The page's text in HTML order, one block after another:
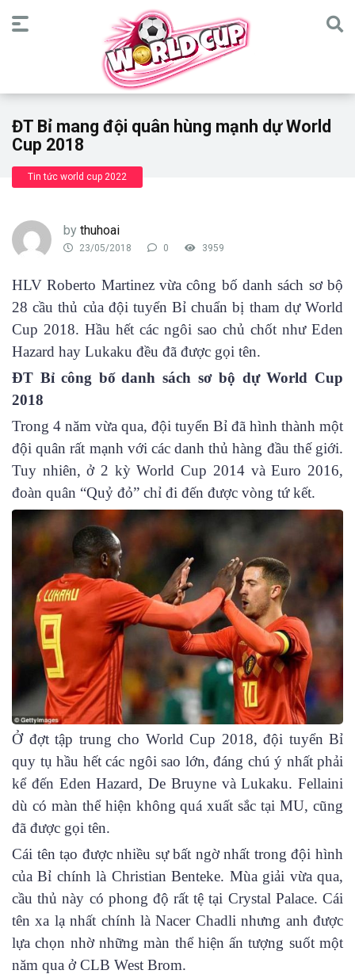
ĐT Bỉ mang đội quân hùng mạnh dự World
Cup 2018
Tin tức world cup 2022
by thuhoai
23/05/2018 0 3959
HLV Roberto Martinez vừa công bố danh sách sơ bộ
28 cầu thủ của đội tuyển Bỉ chuẩn bị tham dự World
Cup 2018. Hầu hết các ngôi sao chủ chốt như Eden
Hazard hay Lukaku đều đã được gọi tên.
ĐT Bỉ công bố danh sách sơ bộ dự World Cup
2018
Trong 4 năm vừa qua, đội tuyển Bỉ đã hình thành một
đội quân rất mạnh với các danh thủ hàng đầu thế giới.
Tuy nhiên, ở 2 kỳ World Cup 2014 và Euro 2016,
đoàn quân “Quỷ đỏ” chỉ đi đến được vòng tứ kết.
Ở đợt tập trung cho World Cup 2018, đội tuyển Bỉ
quy tụ hầu hết các ngôi sao lớn, đáng chú ý nhất phải
kể đến Eden Hazard, De Bruyne và Lukaku. Fellaini
dù có màn thể hiện không quá xuất sắc tại MU, cũng
đã được gọi tên.
Cái tên tạo được nhiều sự bất ngờ nhất trong đội hình
của Bỉ chính là Christian Benteke. Mùa giải vừa qua,
cầu thủ này có phong độ rất tệ tại Crystal Palace. Cái
tên xa lạ nhất chính là Nacer Chadli nhưng anh được
lựa chọn nhờ những màn thể hiện ấn tượng suốt một
năm qua ở CLB West Brom.